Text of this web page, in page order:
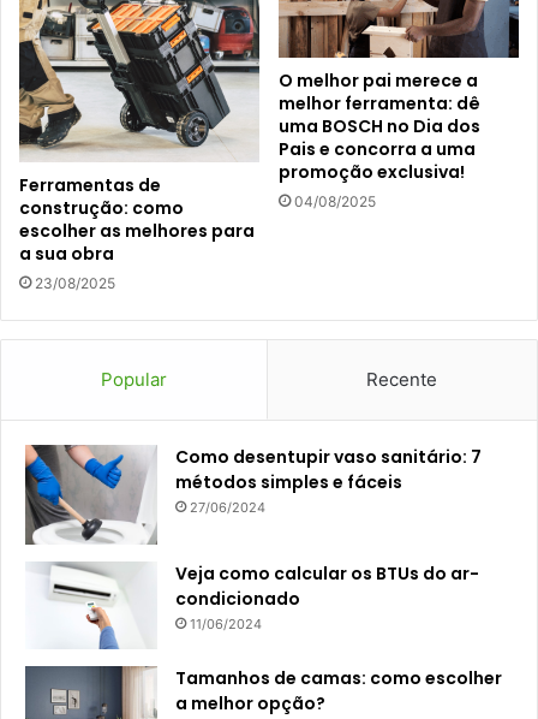
Ferramentas de
construção: como
escolher as melhores para
a sua obra
23/08/2025
O melhor pai merece a
melhor ferramenta: dê
uma BOSCH no Dia dos
Pais e concorra a uma
promoção exclusiva!
04/08/2025
Popular Recente
Como desentupir vaso sanitário: 7
métodos simples e fáceis
27/06/2024
Veja como calcular os BTUs do ar-
condicionado
11/06/2024
Tamanhos de camas: como escolher
a melhor opção?